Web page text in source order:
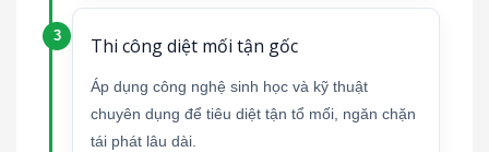
Thi công diệt mối tận gốc
Áp dụng công nghệ sinh học và kỹ thuật
chuyên dụng để tiêu diệt tận tổ mối, ngăn chặn
tái phát lâu dài.